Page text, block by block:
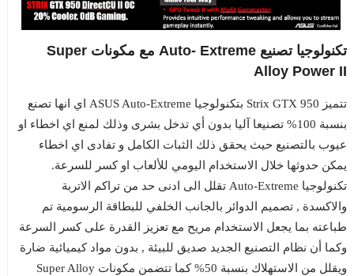
تكنولوجيا تصنيع Auto- Extreme مع مكونات Super
Alloy Power II
تتميز Strix GTX 950 بتكنولوجيا ASUS Auto-Extreme اي انها تصنع
بنسبة 100% تصنيعا آليا بدون أي تدخل بشرى وذلك لمنع اي اخطاء او
عيوب بالتصنيع حيث يحقق ذلك الثبات الكامل و تفادى اي اخطاء
يمكن حدوثها خلال الاستخدام اليومي للألعاب او كسر للسرعة.
تكنولوجيا Auto-Extreme تقلل الى ادنى حد من تراكم الاتربة
والاكسدة , تصميم الدوائر بالجانب الخلفي للبطاقة الرسومية تم
طباعته بما يجعل الاستخدام مريح مع تعزيز القدرة على كسر السرعة
وكما أن نظام التصنيع الجديد صديق للبيئة , بدون مواد كيميائية ضارة
ويقلل من الاستهلاك بنسبة 50% كما تتضمن مكونات Super Alloy